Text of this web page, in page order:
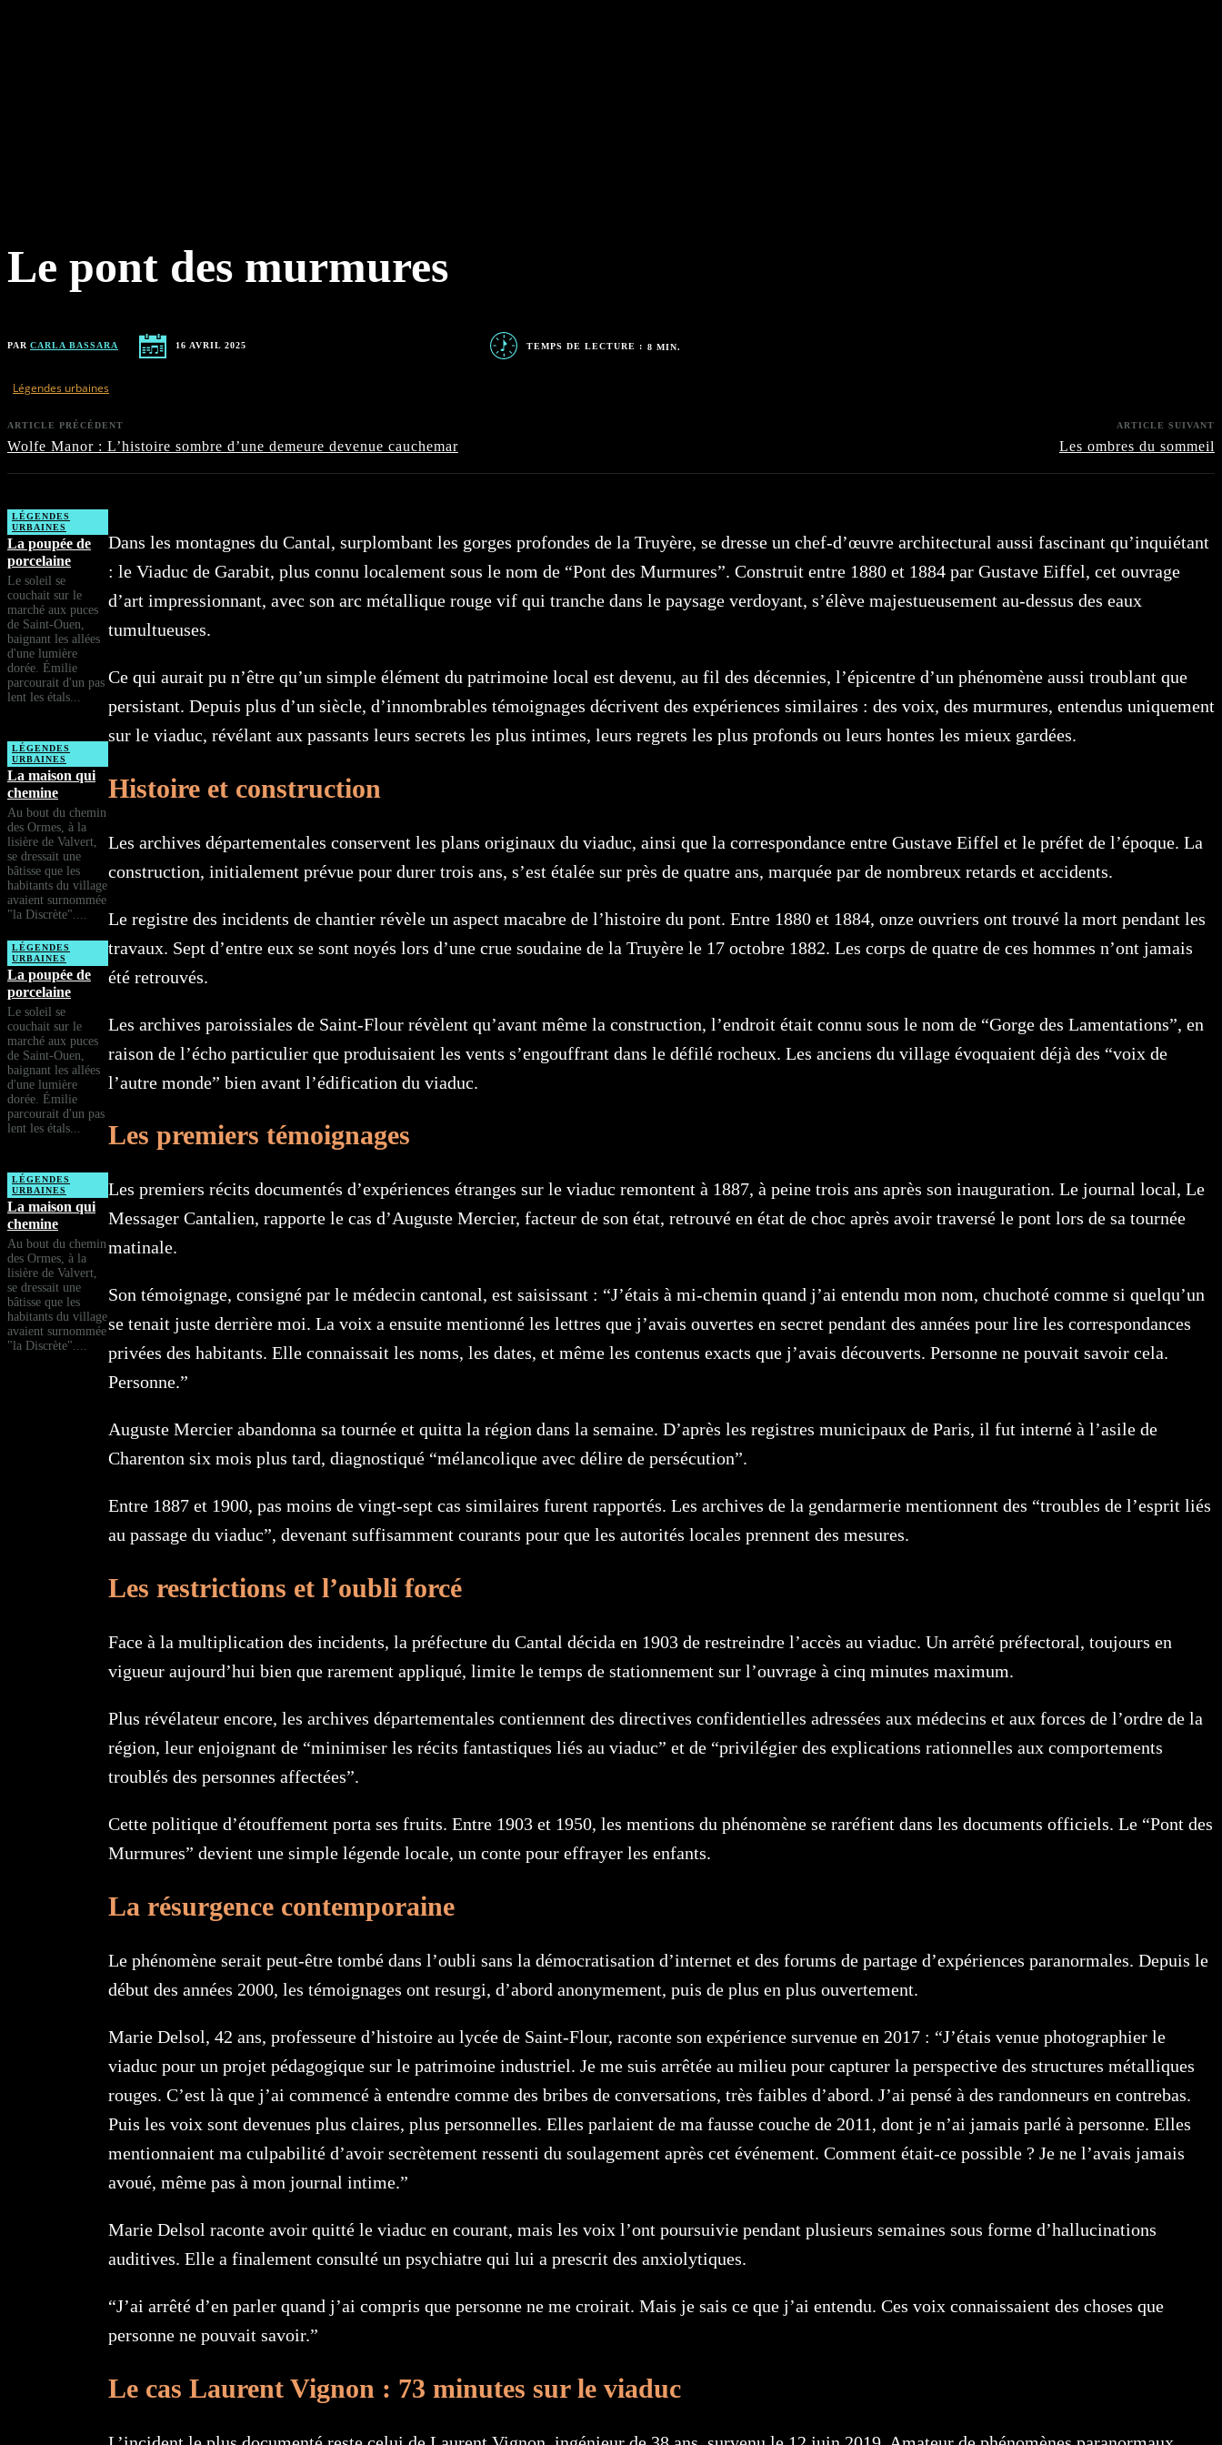
Le pont des murmures
PAR CARLA BASSARA 16 AVRIL 2025 TEMPS DE LECTURE : 8 MIN.
Légendes urbaines
ARTICLE PRÉCÉDENT
Wolfe Manor : L’histoire sombre d’une demeure devenue cauchemar
ARTICLE SUIVANT
Les ombres du sommeil
LÉGENDES
URBAINES
La poupée de
porcelaine
Le soleil se
couchait sur le
marché aux puces
de Saint-Ouen,
baignant les allées
d'une lumière
dorée. Émilie
parcourait d'un pas
lent les étals...
LÉGENDES
URBAINES
La maison qui
chemine
Au bout du chemin
des Ormes, à la
lisière de Valvert,
se dressait une
bâtisse que les
habitants du village
avaient surnommée
"la Discrète"....
LÉGENDES
URBAINES
La poupée de
porcelaine
Le soleil se
couchait sur le
marché aux puces
de Saint-Ouen,
baignant les allées
d'une lumière
dorée. Émilie
parcourait d'un pas
lent les étals...
LÉGENDES
URBAINES
La maison qui
chemine
Au bout du chemin
des Ormes, à la
lisière de Valvert,
se dressait une
bâtisse que les
habitants du village
avaient surnommée
"la Discrète"....
Dans les montagnes du Cantal, surplombant les gorges profondes de la Truyère, se dresse un chef-d’œuvre architectural aussi fascinant qu’inquiétant
: le Viaduc de Garabit, plus connu localement sous le nom de “Pont des Murmures”. Construit entre 1880 et 1884 par Gustave Eiffel, cet ouvrage
d’art impressionnant, avec son arc métallique rouge vif qui tranche dans le paysage verdoyant, s’élève majestueusement au-dessus des eaux
tumultueuses.
Ce qui aurait pu n’être qu’un simple élément du patrimoine local est devenu, au fil des décennies, l’épicentre d’un phénomène aussi troublant que
persistant. Depuis plus d’un siècle, d’innombrables témoignages décrivent des expériences similaires : des voix, des murmures, entendus uniquement
sur le viaduc, révélant aux passants leurs secrets les plus intimes, leurs regrets les plus profonds ou leurs hontes les mieux gardées.
Histoire et construction
Les archives départementales conservent les plans originaux du viaduc, ainsi que la correspondance entre Gustave Eiffel et le préfet de l’époque. La
construction, initialement prévue pour durer trois ans, s’est étalée sur près de quatre ans, marquée par de nombreux retards et accidents.
Le registre des incidents de chantier révèle un aspect macabre de l’histoire du pont. Entre 1880 et 1884, onze ouvriers ont trouvé la mort pendant les
travaux. Sept d’entre eux se sont noyés lors d’une crue soudaine de la Truyère le 17 octobre 1882. Les corps de quatre de ces hommes n’ont jamais
été retrouvés.
Les archives paroissiales de Saint-Flour révèlent qu’avant même la construction, l’endroit était connu sous le nom de “Gorge des Lamentations”, en
raison de l’écho particulier que produisaient les vents s’engouffrant dans le défilé rocheux. Les anciens du village évoquaient déjà des “voix de
l’autre monde” bien avant l’édification du viaduc.
Les premiers témoignages
Les premiers récits documentés d’expériences étranges sur le viaduc remontent à 1887, à peine trois ans après son inauguration. Le journal local, Le
Messager Cantalien, rapporte le cas d’Auguste Mercier, facteur de son état, retrouvé en état de choc après avoir traversé le pont lors de sa tournée
matinale.
Son témoignage, consigné par le médecin cantonal, est saisissant : “J’étais à mi-chemin quand j’ai entendu mon nom, chuchoté comme si quelqu’un
se tenait juste derrière moi. La voix a ensuite mentionné les lettres que j’avais ouvertes en secret pendant des années pour lire les correspondances
privées des habitants. Elle connaissait les noms, les dates, et même les contenus exacts que j’avais découverts. Personne ne pouvait savoir cela.
Personne.”
Auguste Mercier abandonna sa tournée et quitta la région dans la semaine. D’après les registres municipaux de Paris, il fut interné à l’asile de
Charenton six mois plus tard, diagnostiqué “mélancolique avec délire de persécution”.
Entre 1887 et 1900, pas moins de vingt-sept cas similaires furent rapportés. Les archives de la gendarmerie mentionnent des “troubles de l’esprit liés
au passage du viaduc”, devenant suffisamment courants pour que les autorités locales prennent des mesures.
Les restrictions et l’oubli forcé
Face à la multiplication des incidents, la préfecture du Cantal décida en 1903 de restreindre l’accès au viaduc. Un arrêté préfectoral, toujours en
vigueur aujourd’hui bien que rarement appliqué, limite le temps de stationnement sur l’ouvrage à cinq minutes maximum.
Plus révélateur encore, les archives départementales contiennent des directives confidentielles adressées aux médecins et aux forces de l’ordre de la
région, leur enjoignant de “minimiser les récits fantastiques liés au viaduc” et de “privilégier des explications rationnelles aux comportements
troublés des personnes affectées”.
Cette politique d’étouffement porta ses fruits. Entre 1903 et 1950, les mentions du phénomène se raréfient dans les documents officiels. Le “Pont des
Murmures” devient une simple légende locale, un conte pour effrayer les enfants.
La résurgence contemporaine
Le phénomène serait peut-être tombé dans l’oubli sans la démocratisation d’internet et des forums de partage d’expériences paranormales. Depuis le
début des années 2000, les témoignages ont resurgi, d’abord anonymement, puis de plus en plus ouvertement.
Marie Delsol, 42 ans, professeure d’histoire au lycée de Saint-Flour, raconte son expérience survenue en 2017 : “J’étais venue photographier le
viaduc pour un projet pédagogique sur le patrimoine industriel. Je me suis arrêtée au milieu pour capturer la perspective des structures métalliques
rouges. C’est là que j’ai commencé à entendre comme des bribes de conversations, très faibles d’abord. J’ai pensé à des randonneurs en contrebas.
Puis les voix sont devenues plus claires, plus personnelles. Elles parlaient de ma fausse couche de 2011, dont je n’ai jamais parlé à personne. Elles
mentionnaient ma culpabilité d’avoir secrètement ressenti du soulagement après cet événement. Comment était-ce possible ? Je ne l’avais jamais
avoué, même pas à mon journal intime.”
Marie Delsol raconte avoir quitté le viaduc en courant, mais les voix l’ont poursuivie pendant plusieurs semaines sous forme d’hallucinations
auditives. Elle a finalement consulté un psychiatre qui lui a prescrit des anxiolytiques.
“J’ai arrêté d’en parler quand j’ai compris que personne ne me croirait. Mais je sais ce que j’ai entendu. Ces voix connaissaient des choses que
personne ne pouvait savoir.”
Le cas Laurent Vignon : 73 minutes sur le viaduc